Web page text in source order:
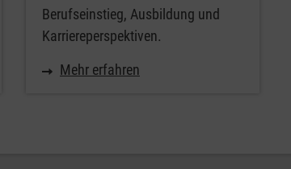
Berufseinstieg, Ausbildung und
Karriereperspektiven.
Mehr erfahren